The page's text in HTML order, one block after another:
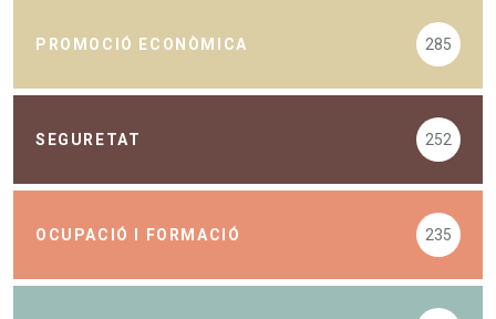
PROMOCIÓ ECONÒMICA 285
SEGURETAT 252
OCUPACIÓ I FORMACIÓ 235